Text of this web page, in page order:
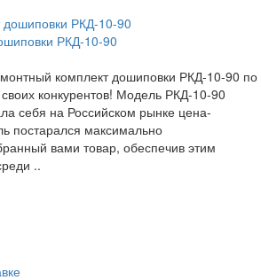
РКД-10-90
комплект дошиповки РКД-10-90 по
конкурентов! Модель РКД-10-90
себя на Российском рынке цена-
постарался максимально
вами товар, обеспечив этим
..